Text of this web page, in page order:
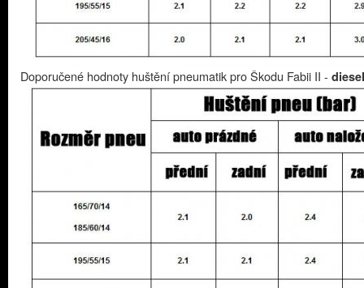
Doporučené hodnoty huštění pneumatik pro Škodu Fabii II - diesel